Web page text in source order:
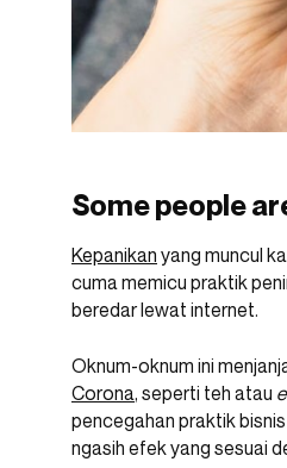
Some people
Kepanikan yang muncul
cuma memicu praktik
beredar lewat internet.
Oknum-oknum ini
Corona, seperti teh atau
pencegahan praktik
ngasih efek yang sesuai